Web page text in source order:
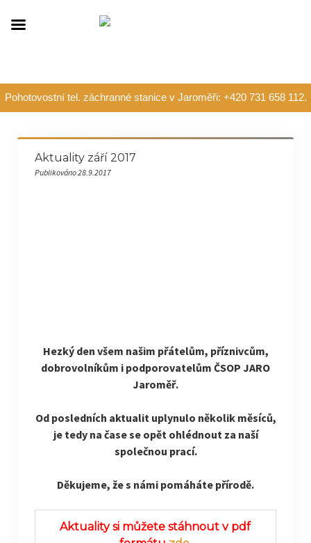
Pohotovostní tel. záchranné stanice v Jaroměři: +420 731 658 112.
Aktuality září 2017
Publikováno 28.9.2017
Hezký den všem našim přátelům, příznivcům,
dobrovolníkům i podporovatelům ČSOP JARO
Jaroměř.
Od posledních aktualit uplynulo několik měsíců,
je tedy na čase se opět ohlédnout za naší
společnou prací.
Děkujeme, že s námi pomáháte přírodě.
Aktuality si můžete stáhnout v pdf